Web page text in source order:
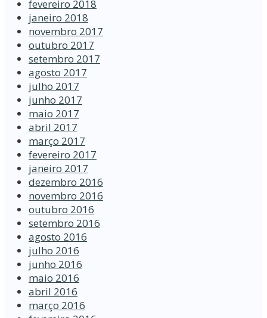
fevereiro 2018
janeiro 2018
novembro 2017
outubro 2017
setembro 2017
agosto 2017
julho 2017
junho 2017
maio 2017
abril 2017
março 2017
fevereiro 2017
janeiro 2017
dezembro 2016
novembro 2016
outubro 2016
setembro 2016
agosto 2016
julho 2016
junho 2016
maio 2016
abril 2016
março 2016